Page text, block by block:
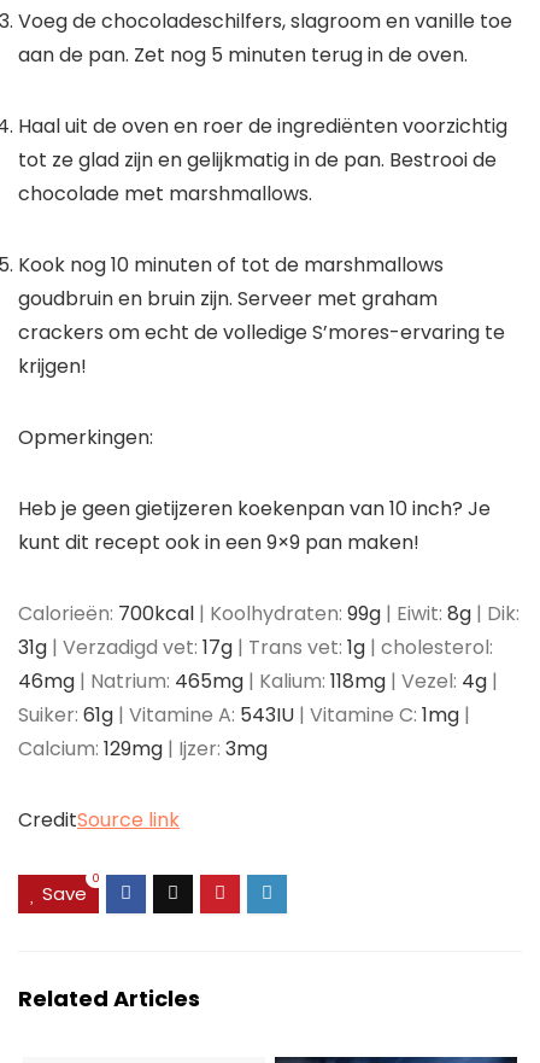
Voeg de chocoladeschilfers, slagroom en vanille toe
aan de pan. Zet nog 5 minuten terug in de oven.
Haal uit de oven en roer de ingrediënten voorzichtig
tot ze glad zijn en gelijkmatig in de pan. Bestrooi de
chocolade met marshmallows.
Kook nog 10 minuten of tot de marshmallows
goudbruin en bruin zijn. Serveer met graham
crackers om echt de volledige S’mores-ervaring te
krijgen!
Opmerkingen:
Heb je geen gietijzeren koekenpan van 10 inch? Je
kunt dit recept ook in een 9×9 pan maken!
Calorieën: 700kcal | Koolhydraten: 99g | Eiwit: 8g | Dik:
31g | Verzadigd vet: 17g | Trans vet: 1g | cholesterol:
46mg | Natrium: 465mg | Kalium: 118mg | Vezel: 4g |
Suiker: 61g | Vitamine A: 543IU | Vitamine C: 1mg |
Calcium: 129mg | Ijzer: 3mg
CreditSource link
Save
0
Related Articles